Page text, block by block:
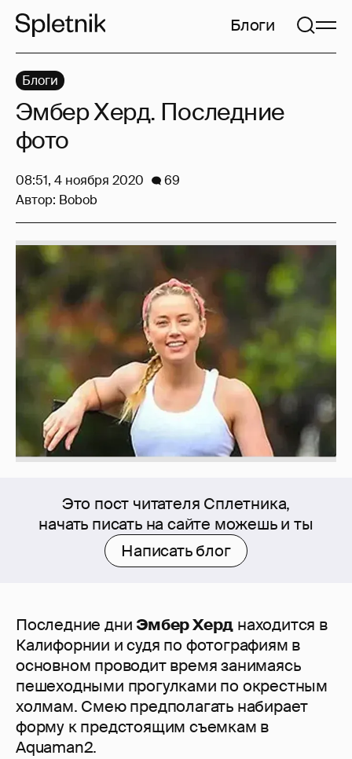
Блоги
Это пост читателя Сплетника,
начать писать на сайте можешь и ты
Написать блог
Последние дни Эмбер Херд находится в
Калифорнии и судя по фотографиям в
основном проводит время занимаясь
пешеходными прогулками по окрестным
холмам. Смею предполагать набирает
форму к предстоящим съемкам в
Aquaman2.
Блоги
Эмбер Херд. Последние
фото
08:51, 4 ноября 2020
69
Автор: Bobob